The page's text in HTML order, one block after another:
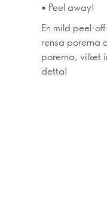
• Peel away!
En mild peel-
rensa porerna
porerna, vilket
detta!